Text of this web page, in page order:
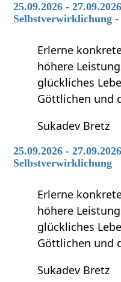
25.09.2026 -
Selbstverwirklichung
Erlerne
höhere
glückliches
Göttlichen und
Sukadev Bretz
25.09.2026 -
Selbstverwirklichung
Erlerne
höhere
glückliches
Göttlichen und
Sukadev Bretz